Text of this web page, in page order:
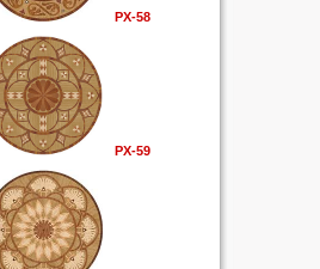
РХ-58
РХ-59